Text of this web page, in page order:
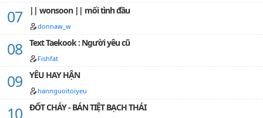
|| wonsoon || mối tình đầu
donnaw_w
Text Taekook : Người yêu cũ
Fishfat
YÊU HAY HẬN
hannguoitoiyeu
ĐỐT CHÁY - BÁN TIỆT BẠCH THÁI